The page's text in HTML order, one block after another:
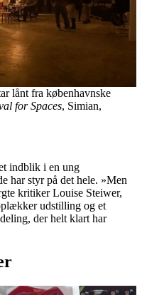
lånt fra københavnske
for Spaces, Simian,
indblik i en ung
har styr på det hele. »Men
kritiker Louise Steiwer,
udstilling og et
der helt klart har